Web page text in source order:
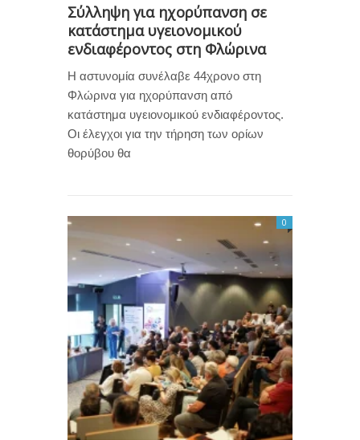
Σύλληψη για ηχορύπανση σε
κατάστημα υγειονομικού
ενδιαφέροντος στη Φλώρινα
Η αστυνομία συνέλαβε 44χρονο στη
Φλώρινα για ηχορύπανση από
κατάστημα υγειονομικού ενδιαφέροντος.
Οι έλεγχοι για την τήρηση των ορίων
θορύβου θα
0